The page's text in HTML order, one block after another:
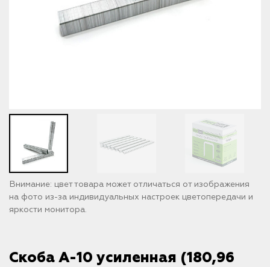
Внимание: цвет товара может отличаться от изображения
на фото из-за индивидуальных настроек цветопередачи и
яркости монитора.
Скоба А-10 усиленная (180,96